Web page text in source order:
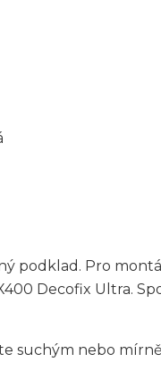
podklad. Pro
Decofix Ultra.
suchým nebo